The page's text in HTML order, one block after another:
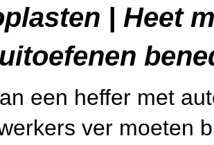
| Heet
een heffer met
ver moeten